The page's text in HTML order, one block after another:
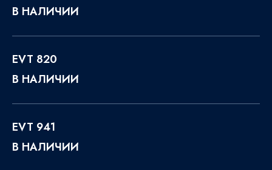
В НАЛИЧИИ
EVT 820
В НАЛИЧИИ
EVT 941
В НАЛИЧИИ